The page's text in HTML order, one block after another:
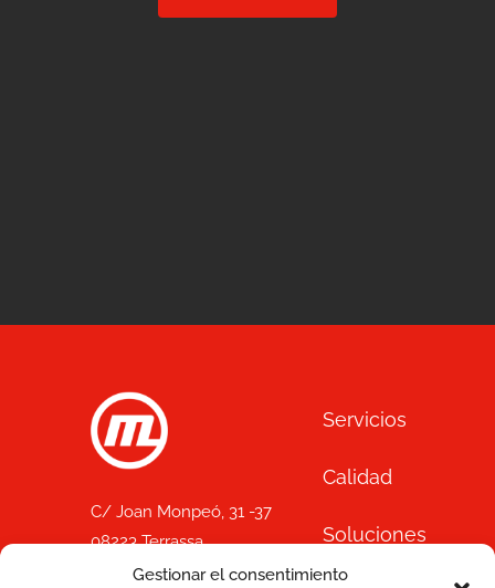
Gestionar el consentimiento
C/ Joan Monpeó, 31 -37
08223 Terrassa
Barcelona, España
Servicios
Calidad
Soluciones